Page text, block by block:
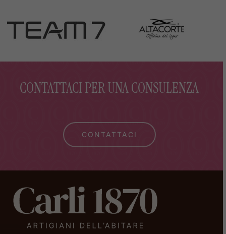
CONTATTACI PER UNA CONSULENZA
CONTATTACI